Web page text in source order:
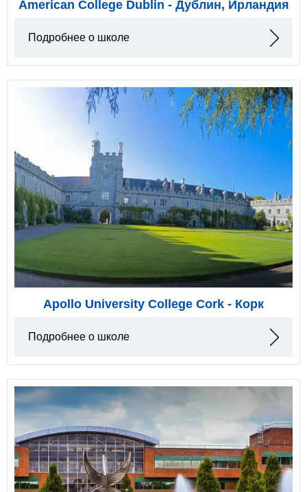
American College Dublin - Дублин, Ирландия
Подробнее о школе
Apollo University College Cork - Корк
Подробнее о школе